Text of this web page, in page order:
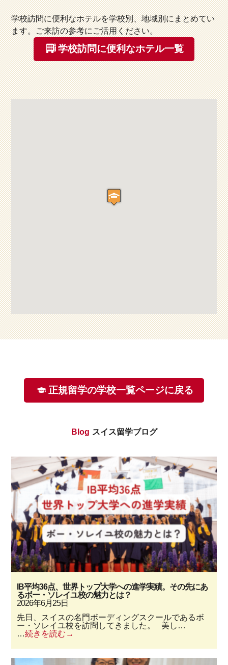
学校訪問に便利なホテルを学校別、地域別にまとめてい
ます。ご来訪の参考にご活用ください。
学校訪問に便利なホテル一覧
正規留学の学校一覧ページに戻る
Blog スイス留学ブログ
IB平均36点、世界トップ大学への進学実績。その先にあ
るボー・ソレイユ校の魅力とは？
2026年6月25日
先日、スイスの名門ボーディングスクールであるボ
ー・ソレイユ校を訪問してきました。 美し…
…続きを読む